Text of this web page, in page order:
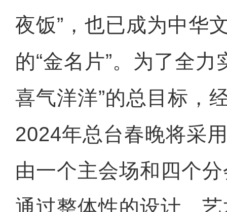
夜饭”，也已成为中华
的“金名片”。为了全力
喜气洋洋”的总目标，
2024年总台春晚将采
由一个主会场和四个
通过整体性的设计、